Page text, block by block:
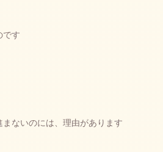
です
ないのには、理由があります